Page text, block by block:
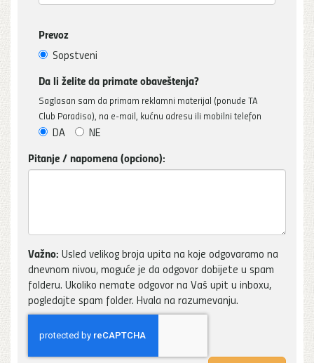
Prevoz
Sopstveni
Da li želite da primate obaveštenja?
Saglasan sam da primam reklamni materijal (ponude TA
Club Paradiso), na e-mail, kućnu adresu ili mobilni telefon
DA NE
Pitanje / napomena (opciono):
Važno: Usled velikog broja upita na koje odgovaramo na
dnevnom nivou, moguće je da odgovor dobijete u spam
folderu. Ukoliko nemate odgovor na Vaš upit u inboxu,
pogledajte spam folder. Hvala na razumevanju.